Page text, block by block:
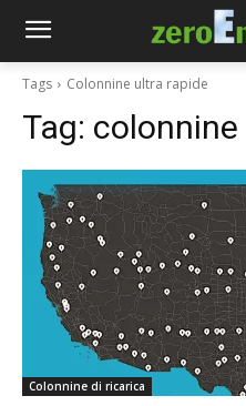
Tags Colonnine ultra rapide
Tag:
Colonnine di ricarica